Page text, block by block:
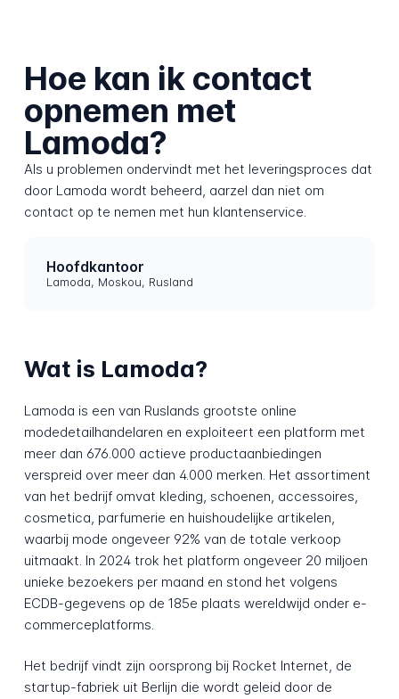
Hoe kan ik contact
opnemen met
Lamoda?
Als u problemen ondervindt met het leveringsproces dat
door Lamoda wordt beheerd, aarzel dan niet om
contact op te nemen met hun klantenservice.
Hoofdkantoor
Lamoda, Moskou, Rusland
Wat is Lamoda?
Lamoda is een van Ruslands grootste online
modedetailhandelaren en exploiteert een platform met
meer dan 676.000 actieve productaanbiedingen
verspreid over meer dan 4.000 merken. Het assortiment
van het bedrijf omvat kleding, schoenen, accessoires,
cosmetica, parfumerie en huishoudelijke artikelen,
waarbij mode ongeveer 92% van de totale verkoop
uitmaakt. In 2024 trok het platform ongeveer 20 miljoen
unieke bezoekers per maand en stond het volgens
ECDB-gegevens op de 185e plaats wereldwijd onder e-
commerceplatforms.
Het bedrijf vindt zijn oorsprong bij Rocket Internet, de
startup-fabriek uit Berlijn die wordt geleid door de